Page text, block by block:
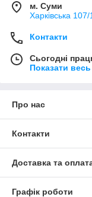
м. Суми
Харківська
Контакти
Сьогодні
Показати
Про нас
Контакти
Доставка та
Графік роботи